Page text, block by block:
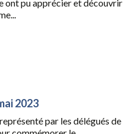
ont pu apprécier et découvrir
2023
par les délégués de